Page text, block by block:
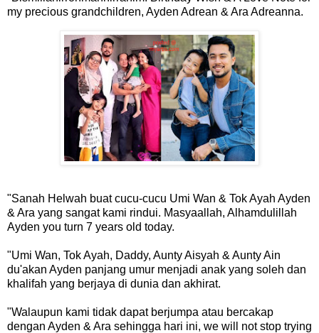
my precious grandchildren, Ayden Adrean & Ara Adreanna.
"Sanah Helwah buat cucu-cucu Umi Wan & Tok Ayah Ayden
& Ara yang sangat kami rindui. Masyaallah, Alhamdulillah
Ayden you turn 7 years old today.
"Umi Wan, Tok Ayah, Daddy, Aunty Aisyah & Aunty Ain
du'akan Ayden panjang umur menjadi anak yang soleh dan
khalifah yang berjaya di dunia dan akhirat.
"Walaupun kami tidak dapat berjumpa atau bercakap
dengan Ayden & Ara sehingga hari ini, we will not stop trying